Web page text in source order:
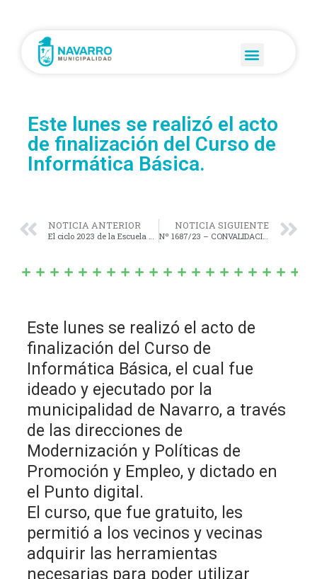
Este lunes se realizó el acto
de finalización del Curso de
Informática Básica.
NOTICIA ANTERIOR
El ciclo 2023 de la Escuela Pública de Inglés está pronto a comenzar.
NOTICIA SIGUIENTE
Nº 1687/23 – CONVALIDACIÓN del Decreto Municipal Nº 044/2023, el cual se designa como PERSONALIDAD DESTACADA de la Ciudad de Navarro, al Jinete Sr. ANTONIO CORREA,
Este lunes se realizó el acto de
finalización del Curso de
Informática Básica, el cual fue
ideado y ejecutado por la
municipalidad de Navarro, a través
de las direcciones de
Modernización y Políticas de
Promoción y Empleo, y dictado en
el Punto digital.
El curso, que fue gratuito, les
permitió a los vecinos y vecinas
adquirir las herramientas
necesarias para poder utilizar